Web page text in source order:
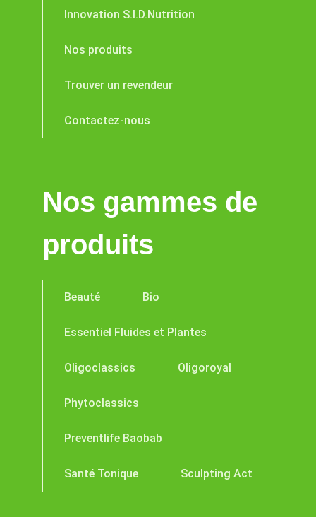
Innovation S.I.D.Nutrition
Nos produits
Trouver un revendeur
Contactez-nous
Nos gammes de
produits
Beauté Bio
Essentiel Fluides et Plantes
Oligoclassics Oligoroyal
Phytoclassics
Preventlife Baobab
Santé Tonique Sculpting Act